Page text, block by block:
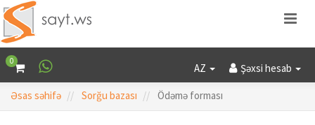
0
Şəxsi hesab
AZ
Əsas səhifə Sorğu bazası Ödəmə forması